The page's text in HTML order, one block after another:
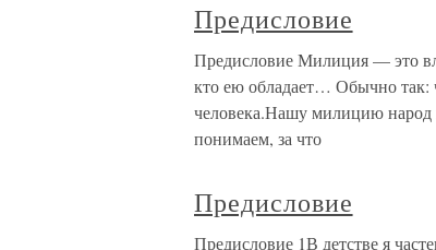
Предисловие
Предисловие Милиция — это
кто ею обладает… Обычно так:
человека.Нашу милицию
понимаем, за что
Предисловие
Предисловие 1В детстве я